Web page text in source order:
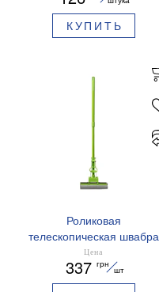
КУПИТЬ
Роликовая
телескопическая швабра
Buroclean Green 110 см
PVA насадка 27 см
10300120
Цена
337 грн
шт